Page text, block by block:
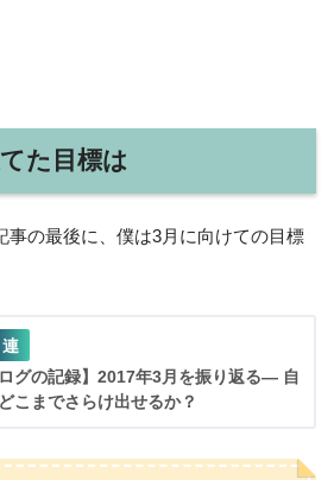
た目標は
事の最後に、僕は3月に向けての目標
ログの記録】2017年3月を振り返る― 自
こまでさらけ出せるか？